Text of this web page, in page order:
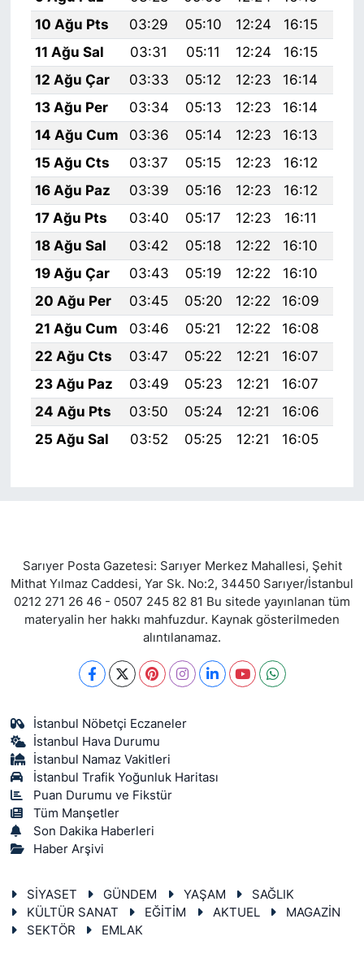
10 Ağu Pts
03:29 05:10 12:24 16:15
11 Ağu Sal
03:31 05:11 12:24 16:15
12 Ağu Çar
03:33 05:12 12:23 16:14
13 Ağu Per
03:34 05:13 12:23 16:14
14 Ağu Cum
03:36 05:14 12:23 16:13
15 Ağu Cts
03:37 05:15 12:23 16:12
16 Ağu Paz
03:39 05:16 12:23 16:12
17 Ağu Pts
03:40 05:17 12:23 16:11
18 Ağu Sal
03:42 05:18 12:22 16:10
19 Ağu Çar
03:43 05:19 12:22 16:10
20 Ağu Per
03:45 05:20 12:22 16:09
21 Ağu Cum
03:46 05:21 12:22 16:08
22 Ağu Cts
03:47 05:22 12:21 16:07
23 Ağu Paz
03:49 05:23 12:21 16:07
24 Ağu Pts
03:50 05:24 12:21 16:06
25 Ağu Sal
03:52 05:25 12:21 16:05
Sarıyer Posta Gazetesi: Sarıyer Merkez Mahallesi, Şehit
Mithat Yılmaz Caddesi, Yar Sk. No:2, 34450 Sarıyer/İstanbul
0212 271 26 46 - 0507 245 82 81 Bu sitede yayınlanan tüm
materyalin her hakkı mahfuzdur. Kaynak gösterilmeden
alıntılanamaz.
İstanbul Nöbetçi Eczaneler
İstanbul Hava Durumu
İstanbul Namaz Vakitleri
İstanbul Trafik Yoğunluk Haritası
Puan Durumu ve Fikstür
Tüm Manşetler
Son Dakika Haberleri
Haber Arşivi
SİYASET GÜNDEM YAŞAM
SAĞLIK
KÜLTÜR SANAT
EĞİTİM AKTUEL
MAGAZİN
SEKTÖR
EMLAK